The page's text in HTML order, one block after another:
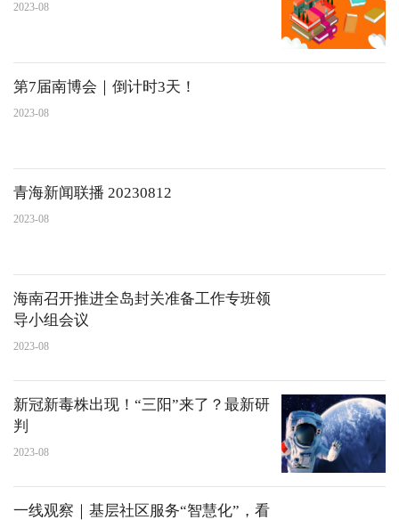
2023-08
第7届南博会｜倒计时3天！
2023-08
青海新闻联播 20230812
2023-08
海南召开推进全岛封关准备工作专班领
导小组会议
2023-08
新冠新毒株出现！“三阳”来了？最新研
判
2023-08
一线观察｜基层社区服务“智慧化”，看